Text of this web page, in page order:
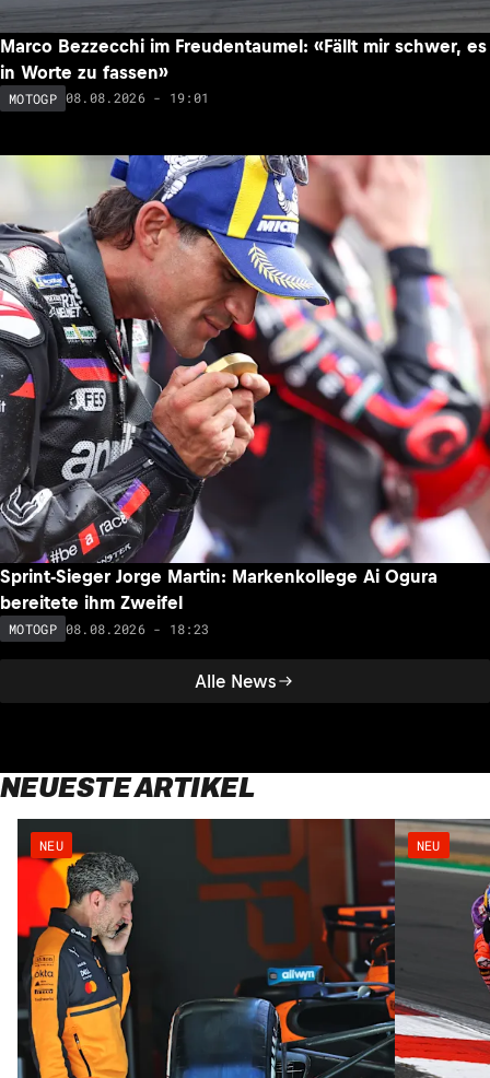
Alle News
Marco Bezzecchi im Freudentaumel: «Fällt mir schwer, es
in Worte zu fassen»
MOTOGP 08.08.2026 - 19:01
Sprint-Sieger Jorge Martin: Markenkollege Ai Ogura
bereitete ihm Zweifel
MOTOGP 08.08.2026 - 18:23
NEUESTE ARTIKEL
NEU NEU